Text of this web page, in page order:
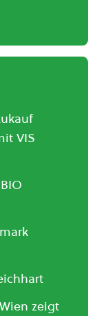
VIS
zeigt